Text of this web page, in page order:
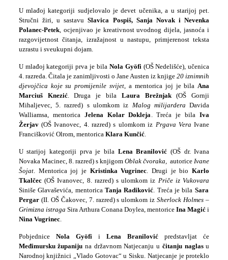
U mlađoj kategoriji sudjelovalo je devet učenika, a u starijoj pet.
Stručni žiri, u sastavuSlavica Pospiš, Sanja Novak i Nevenka
Polanec-Petek, ocjenjivao je kreativnost uvodnog dijela, jasnoća i
razgovijetnost čitanja, izražajnost u nastupu, primjerenost teksta
uzrastu i sveukupni dojam.
U mlađoj kategoriji prva je bila Nola Gyöfi(OŠ Nedelišće), učenica
4. razreda. Čitala je zanimljivosti o Jane Austen iz knjige20 iznimnih
djevojčica koje su promijenile svijet, a mentorica joj je bilaAna
Marciuš Knezić. Druga je bila Laura Brežnjak(OŠ Gornji
Mihaljevec, 5. razred) s ulomkom iz Malog milijardera Davida
Walliamsa, mentorica Jelena Kolar Dokleja. Treća je bilaIva
Žerjav(OŠ Ivanovec, 4. razred) s ulomkom iz Prgava Vera Ivane
Francišković Olrom, mentorica Klara Kunčić.
U starijoj kategoriji prva je bila Lena Branilović (OŠ dr. Ivana
Novaka Macinec, 8. razred) s knjigomOblak čvoraka, autoriceIvane
Šojat. Mentorica joj je Kristinka Vugrinec. Drugi je bioKarlo
Tkalčec(OŠ Ivanovec, 8. razred) s ulomkom iz Priče iz Vukovara
Siniše Glavaševića, mentorica Tanja Radiković. Treća je bila Sara
Pergar(II. OŠ Čakovec, 7. razred) s ulomkom izSherlock Holmes –
Grimizna istraga Sira Arthura Conana Doylea, mentoriceIna Magić i
Nina Vugrinec.
Pobjednice Nola GyöfiiLena Branilović predstavljat će
Međimursku županiju na državnom Natjecanju u čitanju naglasu
Narodnoj knjižnici „Vlado Gotovac“ u Sisku. Natjecanje je proteklo